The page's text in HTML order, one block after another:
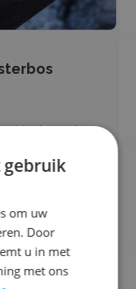
barbecueën
ze voor een
Perfect voor
🔥BBQ / Grill
gebruik
om uw
Door
u in met
met ons